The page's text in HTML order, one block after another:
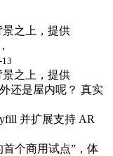
景之上，提供
景之上，提供
还是屋内呢？ 真实
并扩展支持 AR
个商用试点”，体